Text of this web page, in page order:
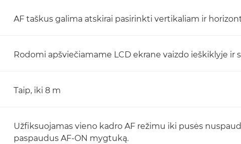
AF taškus galima atskirai pasirinkti vertikaliam ir
Rodomi apšviečiamame LCD ekrane vaizdo ieškiklyje ir
Taip, iki 8 m
Užfiksuojamas vieno kadro AF režimu iki pusės
paspaudus AF-ON mygtuką.